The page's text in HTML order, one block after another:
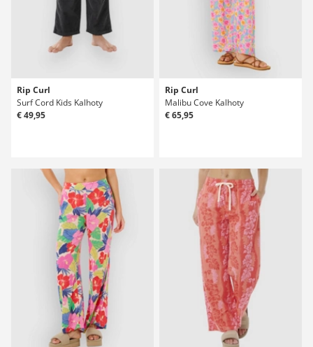
Rip Curl
Surf Cord Kids Kalhoty
€ 49,95
Rip Curl
Malibu Cove Kalhoty
€ 65,95